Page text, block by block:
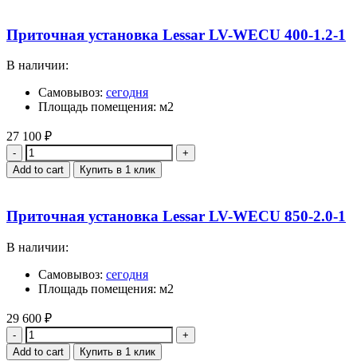
Приточная установка Lessar LV-WECU 400-1.2-1
В наличии:
Самовывоз: сегодня
Площадь помещения: м2
27 100 ₽
Quantity
Add to cart Купить в 1 клик
Приточная установка Lessar LV-WECU 850-2.0-1
В наличии:
Самовывоз: сегодня
Площадь помещения: м2
29 600 ₽
Quantity
Add to cart Купить в 1 клик